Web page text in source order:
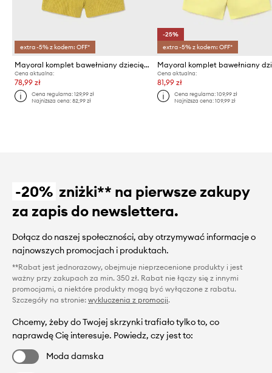
extra -5% z kodem: OFF*
Mayoral komplet bawełniany dziecięcy
Cena aktualna:
78,99 zł
Cena regularna:129,99 zł
Najniższa cena:82,99 zł
-25%
extra -5% z kodem: OFF*
Cena aktualna:
81,99 zł
Cena regularna: 109,99 zł
Najniższa cena: 109,99 zł
-20% zniżki** na pierwsze zakupy
za zapis do newslettera.
Dołącz do naszej społeczności, aby otrzymywać informacje o
najnowszych promocjach i produktach.
**Rabat jest jednorazowy, obejmuje nieprzecenione produkty i jest
ważny przy zakupach za min. 350 zł. Rabat nie łączy się z innymi
promocjami, a niektóre produkty mogą być wyłączone z rabatu.
Szczegóły na stronie: wykluczenia z promocji.
Chcemy, żeby do Twojej skrzynki trafiało tylko to, co
naprawdę Cię interesuje. Powiedz, czy jest to:
Moda damska